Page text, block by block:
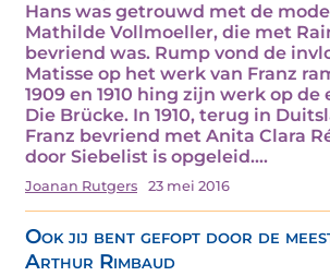
Hans was getrouwd met de
Mathilde Vollmoeller, die met
bevriend was. Rump vond de
Matisse op het werk van Franz
1909 en 1910 hing zijn werk op de
Die Brücke. In 1910, terug in
Franz bevriend met Anita Clara
door Siebelist is opgeleid.…
Joanan Rutgers 23 mei 2016
Ook jij bent gefopt door de
Arthur Rimbaud